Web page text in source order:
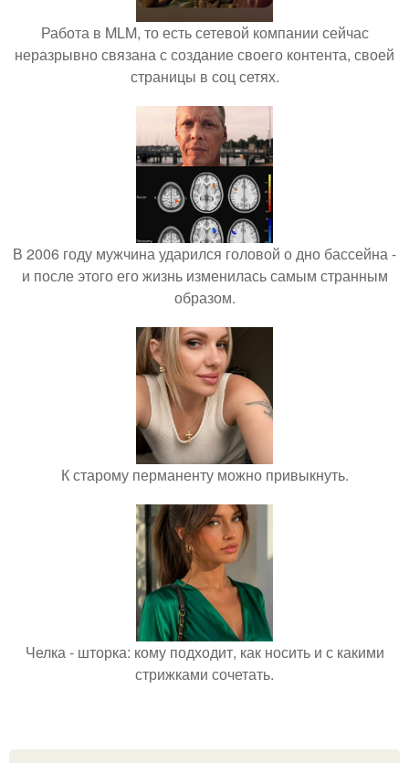
Работа в MLM, то есть сетевой компании сейчас
неразрывно связана с создание своего контента, своей
страницы в соц сетях.
В 2006 году мужчина ударился головой о дно бассейна -
и после этого его жизнь изменилась самым странным
образом.
К старому перманенту можно привыкнуть.
Челка - шторка: кому подходит, как носить и с какими
стрижками сочетать.